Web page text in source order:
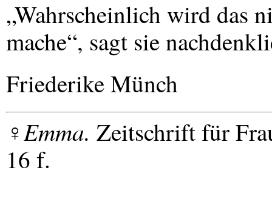
„Wahrscheinlich wird das
mache“, sagt sie
Friederike Münch
♀Emma. Zeitschrift für
16 f.